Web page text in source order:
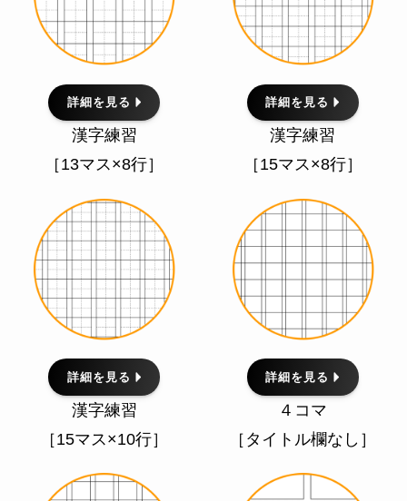
詳細を見る 詳細を見る
漢字練習
［13マス×8行］
詳細を見る
漢字練習
［15マス×8行］
詳細を見る
漢字練習
［15マス×10行］
４コマ
［タイトル欄なし］